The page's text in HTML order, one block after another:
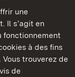
une
Il s’agit en
fonctionnement
à des fins
trouverez de
de